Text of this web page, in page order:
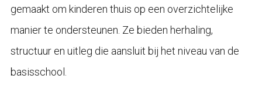
gemaakt om kinderen thuis op een overzichtelijke
manier te ondersteunen. Ze bieden herhaling,
structuur en uitleg die aansluit bij het niveau van de
basisschool.